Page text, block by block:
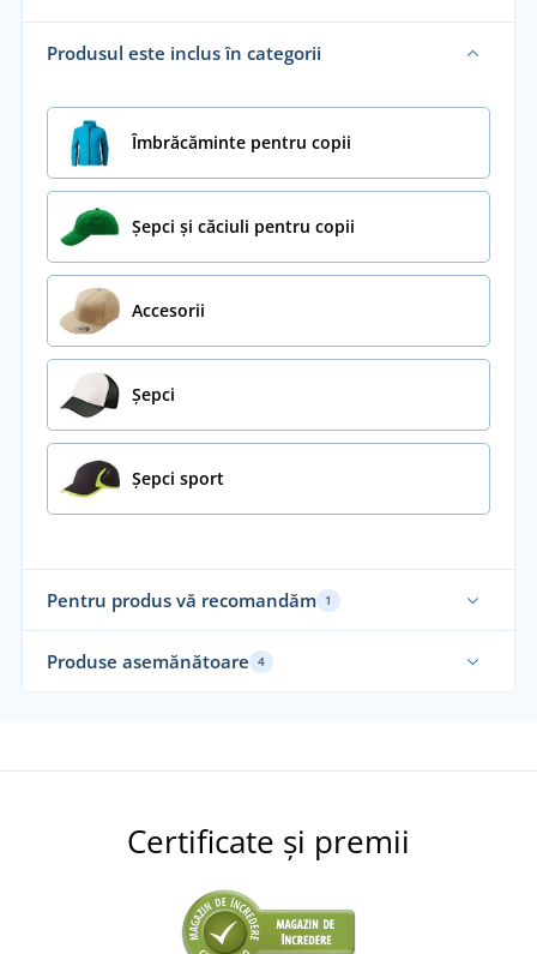
Produsul este inclus în categorii
Îmbrăcăminte pentru copii
Șepci și căciuli pentru copii
Accesorii
Șepci
Șepci sport
Pentru produs vă recomandăm 1
Produse asemănătoare 4
Certificate și premii